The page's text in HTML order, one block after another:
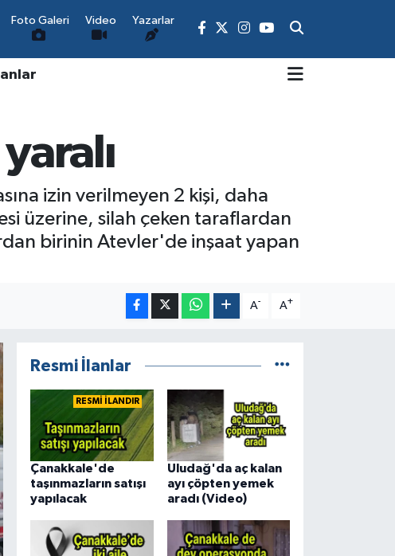
Foto Galeri Video Yazarlar
izin verilmeyen 2 kişi, daha
üzerine, silah çeken taraflardan
birinin Atevler'de inşaat yapan
A- A+
Resmi İlanlar
RESMİ İLANDIR
Çanakkale'de
taşınmazların satışı
yapılacak
Uludağ'da aç kalan
ayı çöpten yemek
aradı (Video)